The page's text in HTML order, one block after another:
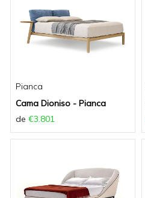
Pianca
Cama Dioniso - Pianca
de €3.801